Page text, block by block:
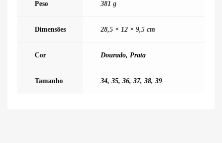
Peso 381 g
Dimensões 28,5 × 12 × 9,5 cm
Cor Dourado, Prata
Tamanho 34, 35, 36, 37, 38, 39